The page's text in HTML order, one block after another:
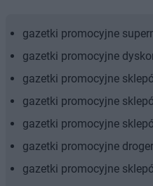
gazetki promocyjne
gazetki promocyjne
gazetki promocyjne
gazetki promocyjne
gazetki promocyjne
gazetki promocyjne
gazetki promocyjne